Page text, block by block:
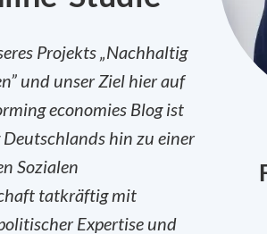
Projekts „Nachhaltig
und unser Ziel hier auf
economies Blog ist
Deutschlands hin zu einer
Sozialen
tatkräftig mit
Expertise und